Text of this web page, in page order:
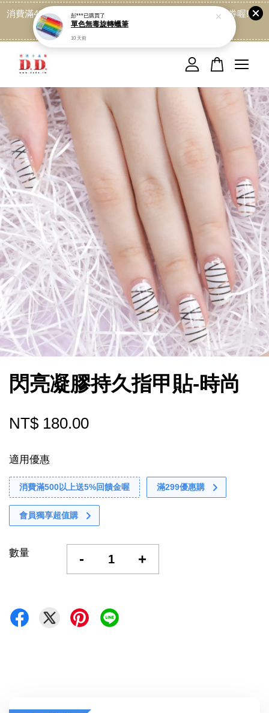
消費滿499免運喔, 記得加LINE:@dede168 領取專屬折扣券喔!
點我
閃亮凝膠持久指甲貼-時尚
NT$ 180.00
適用優惠
消費滿500以上送5%回饋金喔 滿299優惠購
會員獨享超值購
數量 - +
您的購物車目前還是空的。